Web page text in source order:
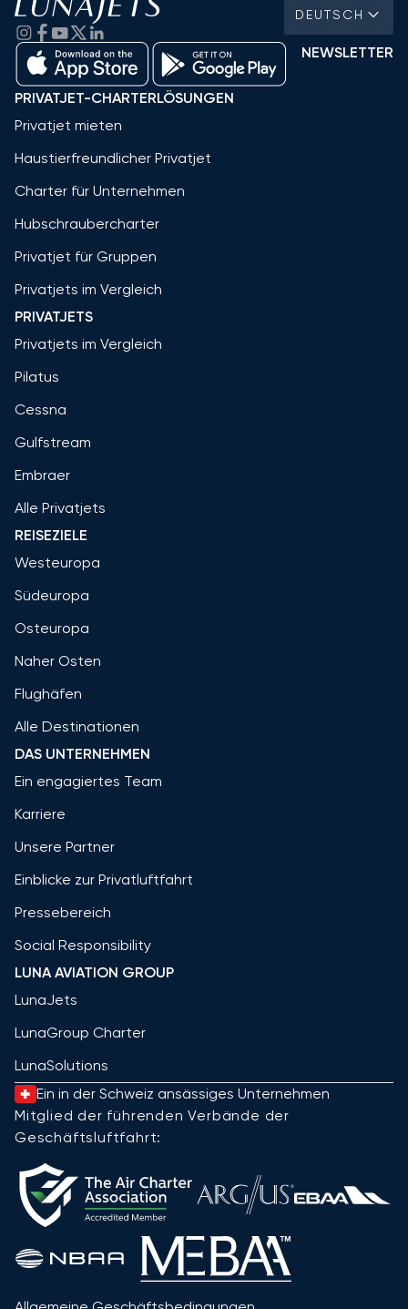
DEUTSCH
NEWSLETTER
PRIVATJET-CHARTERLÖSUNGEN
Privatjet mieten
Haustierfreundlicher Privatjet
Charter für Unternehmen
Hubschraubercharter
Privatjet für Gruppen
Privatjets im Vergleich
PRIVATJETS
Privatjets im Vergleich
Pilatus
Cessna
Gulfstream
Embraer
Alle Privatjets
REISEZIELE
Westeuropa
Südeuropa
Osteuropa
Naher Osten
Flughäfen
Alle Destinationen
DAS UNTERNEHMEN
Ein engagiertes Team
Karriere
Unsere Partner
Einblicke zur Privatluftfahrt
Pressebereich
Social Responsibility
LUNA AVIATION GROUP
LunaJets
LunaGroup Charter
LunaSolutions
Ein in der Schweiz ansässiges Unternehmen
Mitglied der führenden Verbände der
Geschäftsluftfahrt: